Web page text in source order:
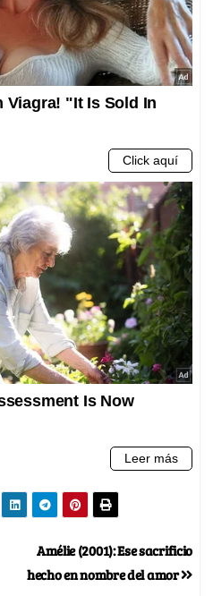
Amélie (2001): Ese sacrificio
hecho en nombre del amor